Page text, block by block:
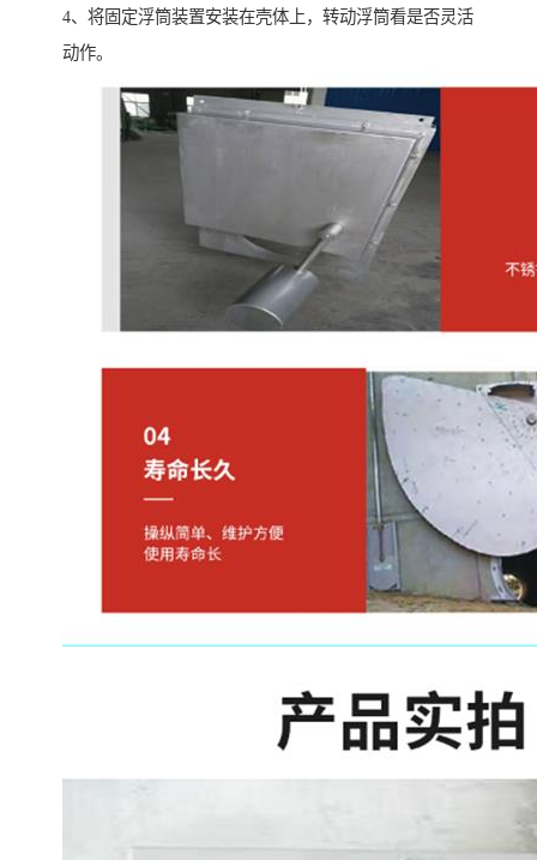
4、将固定浮筒装置安装在壳体上，转动浮筒看是否灵活
动作。